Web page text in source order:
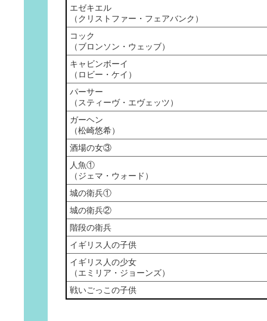
エゼキエル
（クリストファー・フェアバンク）
コック
（ブロンソン・ウェッブ）
キャビンボーイ
（ロビー・ケイ）
パーサー
（スティーヴ・エヴェッツ）
ガーヘン
（松崎悠希）
酒場の女③
人魚①
（ジェマ・ウォード）
城の衛兵①
城の衛兵②
階段の衛兵
イギリス人の子供
イギリス人の少女
（エミリア・ジョーンズ）
戦いごっこの子供